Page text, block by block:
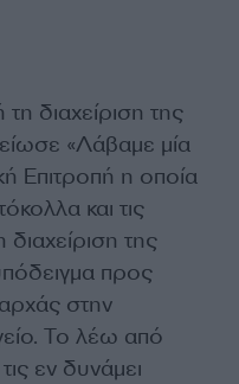
διαχείριση της
«Λάβαμε μία
Επιτροπή η οποία
και τις
της
προς
στην
Το λέω από
εν δυνάμει